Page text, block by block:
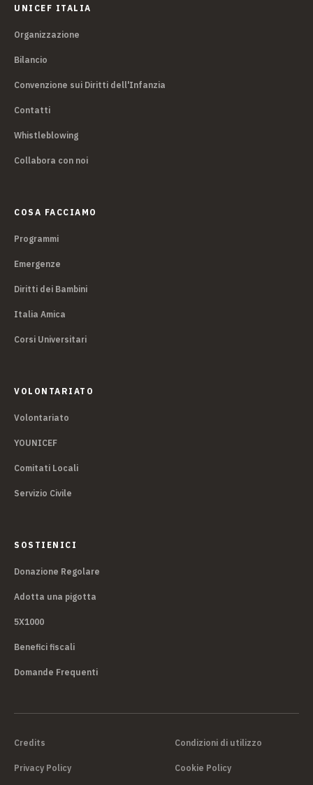
UNICEF ITALIA
Organizzazione
Bilancio
Convenzione sui Diritti dell'Infanzia
Contatti
Whistleblowing
Collabora con noi
COSA FACCIAMO
Programmi
Emergenze
Diritti dei Bambini
Italia Amica
Corsi Universitari
VOLONTARIATO
Volontariato
YOUNICEF
Comitati Locali
Servizio Civile
SOSTIENICI
Donazione Regolare
Adotta una pigotta
5X1000
Benefici fiscali
Domande Frequenti
Credits Condizioni di utilizzo
Privacy Policy Cookie Policy